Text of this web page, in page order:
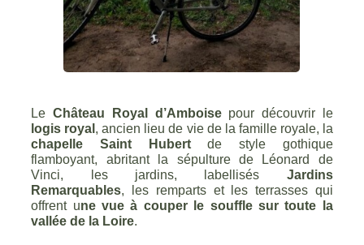
LeChâteau Royal d’Amboisepour découvrir le
logis royal , ancien lieu de vie de la famille royale, la
chapelle Saint Hubertde style gothique
flamboyant, abritant la sépulture de Léonard de
Vinci, les jardins, labellisés Jardins
Remarquables, les remparts et les terrasses qui
offrent une vue à couper le souffle sur toute la
vallée de la Loire.